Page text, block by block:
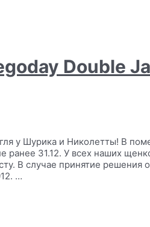
Double
у Шурика и Николетты! В
ранее 31.12. У всех наших
В случае принятие решения
…